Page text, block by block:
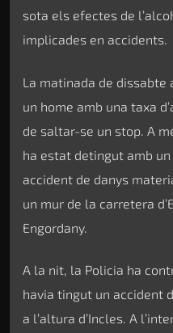
sota els efectes de
implicades en accidents.
La matinada de dissabte
un home amb una taxa
de saltar-se un stop. A
ha estat detingut amb un
accident de danys
un mur de la carretera
Engordany.
A la nit, la Policia ha
havia tingut un accident
a l’altura d’Incles. A